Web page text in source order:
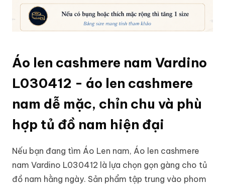
Áo len cashmere nam Vardino
L030412 - áo len cashmere
nam dễ mặc, chỉn chu và phù
hợp tủ đồ nam hiện đại
Nếu bạn đang tìm Áo Len nam, Áo len cashmere
nam Vardino L030412 là lựa chọn gọn gàng cho tủ
đồ nam hằng ngày. Sản phẩm tập trung vào phom